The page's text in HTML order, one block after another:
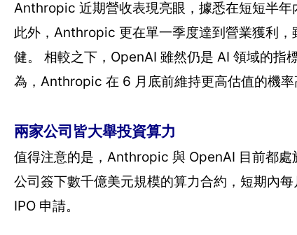
Anthropic 近期營收表現亮眼，據悉在短短半年
此外，Anthropic 更在單一季度達到營業獲利
健。 相較之下，OpenAI 雖然仍是 AI 領域的指
為，Anthropic 在 6 月底前維持更高估值的機率
兩家公司皆大舉投資算力
值得注意的是，Anthropic 與 OpenAI 目前都
公司簽下數千億美元規模的算力合約，短期內
IPO 申請。